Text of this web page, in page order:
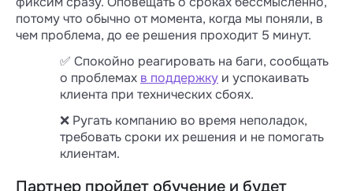
потому что обычно от момента, когда мы поняли, в
чем проблема, до ее решения проходит 5 минут.
✅ Спокойно реагировать на баги, сообщать
о проблемах в поддержку и успокаивать
клиента при технических сбоях.
❌ Ругать компанию во время неполадок,
требовать сроки их решения и не помогать
клиентам.
Партнер пройдет обучение и будет